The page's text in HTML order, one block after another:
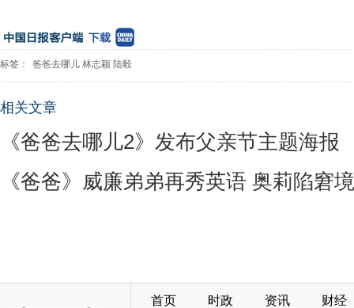
标签： 爸爸去哪儿 林志颖 陆毅
相关文章
《爸爸去哪儿2》发布父亲节主题海报
《爸爸》威廉弟弟再秀英语 奥莉陷窘境
首页 时政 资讯 财经